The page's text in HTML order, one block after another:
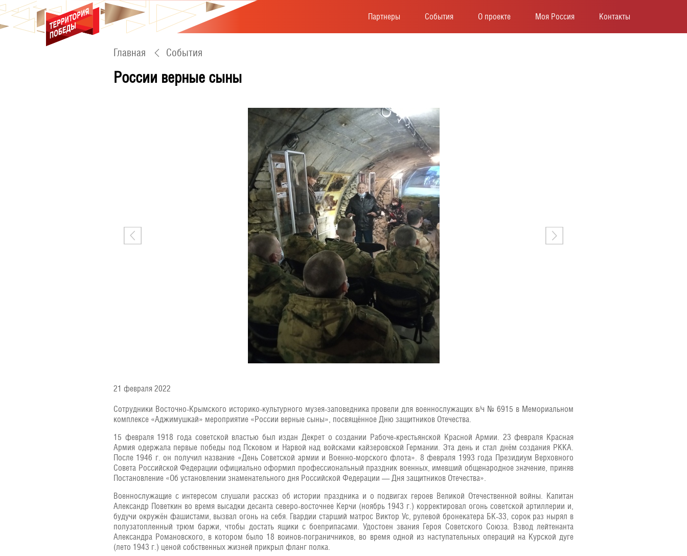
Партнеры События О проекте Моя Россия Контакты
Главная События
России верные сыны
21 февраля 2022
Сотрудники Восточно-Крымского историко-культурного музея-заповедника провели для военнослужащих в/ч № 6915 в Мемориальном
комплексе «Аджимушкай» мероприятие «России верные сыны», посвящённое Дню защитников Отечества.
15 февраля 1918 года советской властью был издан Декрет о создании Рабоче-крестьянской Красной Армии. 23 февраля Красная
Армия одержала первые победы под Псковом и Нарвой над войсками кайзеровской Германии. Эта день и стал днём создания РККА.
После 1946 г. он получил название «День Советской армии и Военно-морского флота». 8 февраля 1993 года Президиум Верховного
Совета Российской Федерации официально оформил профессиональный праздник военных, имевший общенародное значение, приняв
Постановление «Об установлении знаменательного дня Российской Федерации — Дня защитников Отечества».
Военнослужащие с интересом слушали рассказ об истории праздника и о подвигах героев Великой Отечественной войны. Капитан
Александр Поветкин во время высадки десанта северо-восточнее Керчи (ноябрь 1943 г.) корректировал огонь советской артиллерии и,
будучи окружён фашистами, вызвал огонь на себя. Гвардии старший матрос Виктор Ус, рулевой бронекатера БК-33, сорок раз нырял в
полузатопленный трюм баржи, чтобы достать ящики с боеприпасами. Удостоен звания Героя Советского Союза. Взвод лейтенанта
Александра Романовского, в котором было 18 воинов-пограничников, во время одной из наступательных операций на Курской дуге
(лето 1943 г.) ценой собственных жизней прикрыл фланг полка.